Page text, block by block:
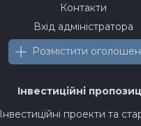
Контакти
Вхід адміністратора
Розмістити
Інвестиційні
Інвестиційні проекти та